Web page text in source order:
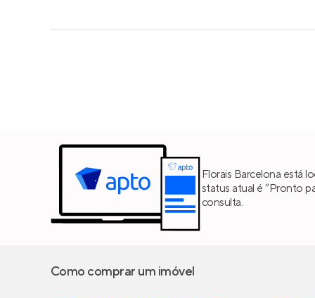
Florais Barcelona está
status atual é “Pronto
consulta.
Como comprar um imóvel